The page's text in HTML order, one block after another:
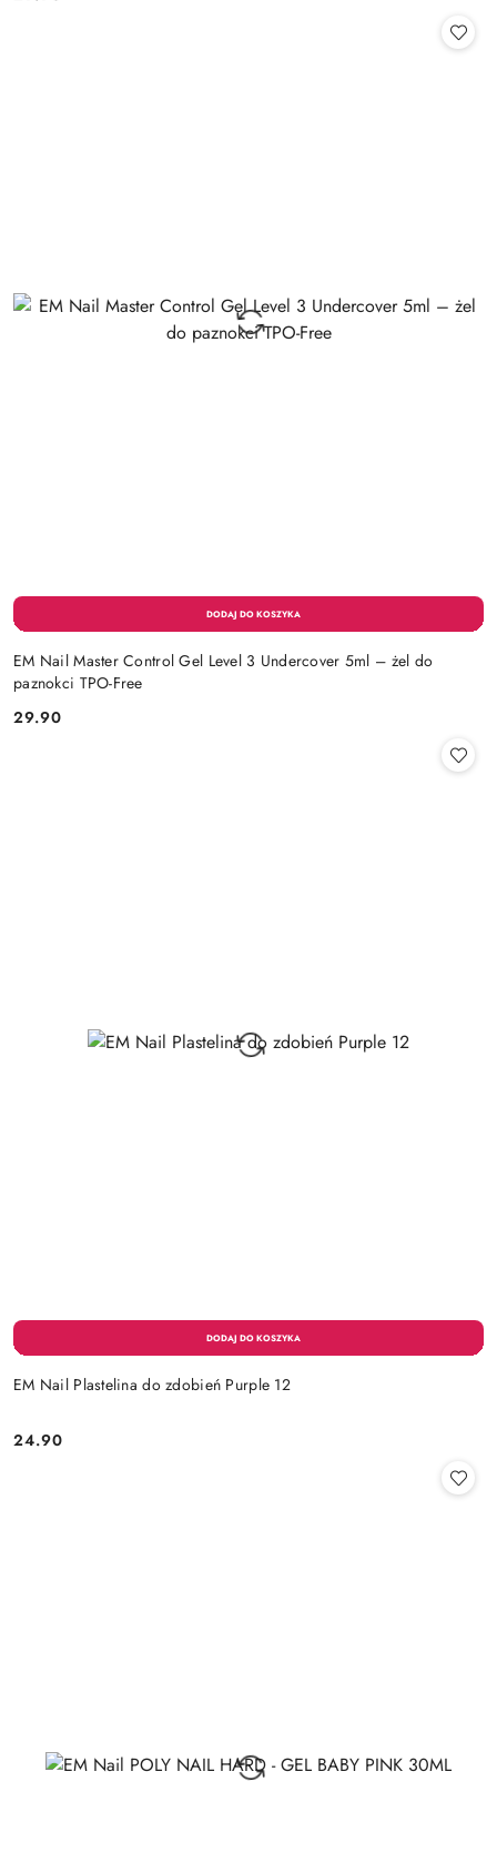
Cena:
EM Nail Master Control Gel Level 3 Undercover 5ml – żel do
paznokci TPO-Free
Cena:
29.90
EM Nail Plastelina do zdobień Purple 12
Cena:
24.90